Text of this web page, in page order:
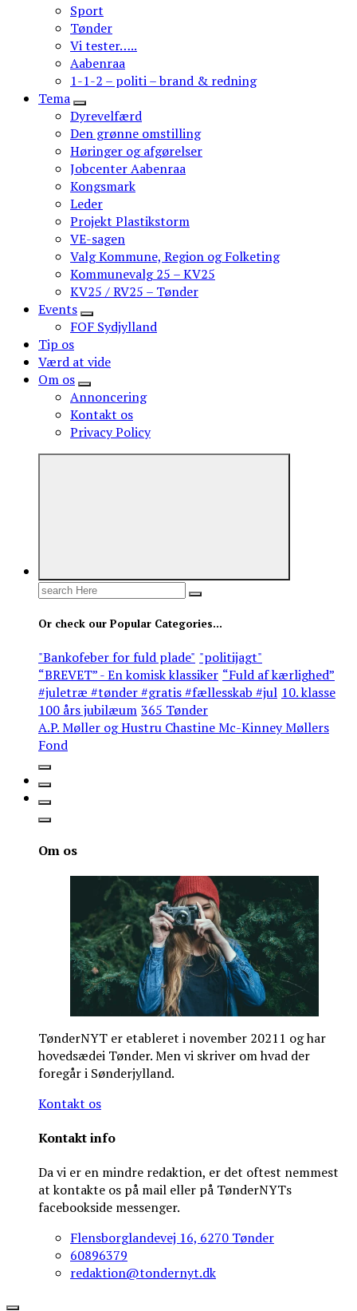
Sport
Tønder
Vi tester…..
Aabenraa
1-1-2 – politi – brand & redning
Tema
Dyrevelfærd
Den grønne omstilling
Høringer og afgørelser
Jobcenter Aabenraa
Kongsmark
Leder
Projekt Plastikstorm
VE-sagen
Valg Kommune, Region og Folketing
Kommunevalg 25 – KV25
KV25 / RV25 – Tønder
Events
FOF Sydjylland
Tip os
Værd at vide
Om os
Annoncering
Kontakt os
Privacy Policy
Search
Or check our Popular Categories...
"Bankofeber for fuld plade" "politijagt"
“BREVET” - En komisk klassiker “Fuld af kærlighed”
#juletræ #tønder #gratis #fællesskab #jul 10. klasse
100 års jubilæum 365 Tønder
A.P. Møller og Hustru Chastine Mc-Kinney Møllers
Fond
Om os
TønderNYT er etableret i november 20211 og har
hovedsædei Tønder. Men vi skriver om hvad der
foregår i Sønderjylland.
Kontakt os
Kontakt info
Da vi er en mindre redaktion, er det oftest nemmest
at kontakte os på mail eller på TønderNYTs
facebookside messenger.
Flensborglandevej 16, 6270 Tønder
60896379
redaktion@tondernyt.dk